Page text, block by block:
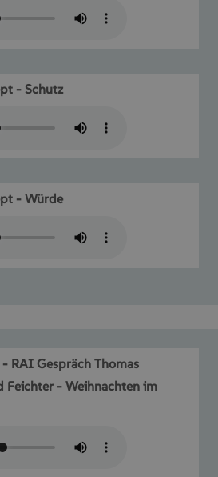
- Schutz
- Würde
RAI Gespräch Thomas
Feichter - Weihnachten im